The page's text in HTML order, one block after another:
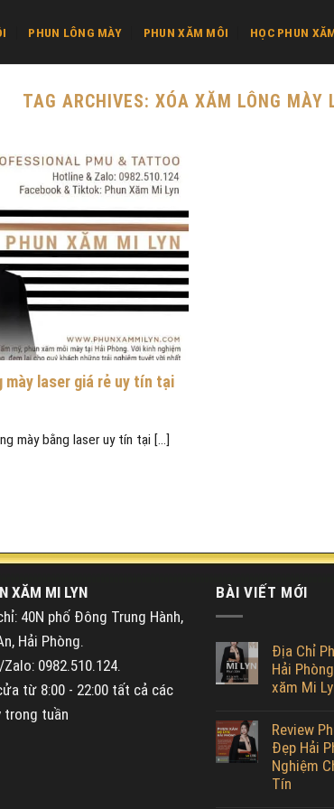
PHUN LÔNG MÀY PHUN XĂM MÔI HỌC PHUN
TAG ARCHIVES:XÓA XĂM LÔNG MÀY
mày laser giá rẻ uy tín tại
mày bằng laser uy tín tại [...]
XĂM MI LYN
40N phố Đông Trung Hành,
Hải Phòng.
0982.510.124.
từ 8:00 - 22:00 tất cả các
trong tuần
BÀI VIẾT MỚI
Địa Chỉ
Hải
xăm Mi
Review
Đẹp Hải
Nghiệm
Tín